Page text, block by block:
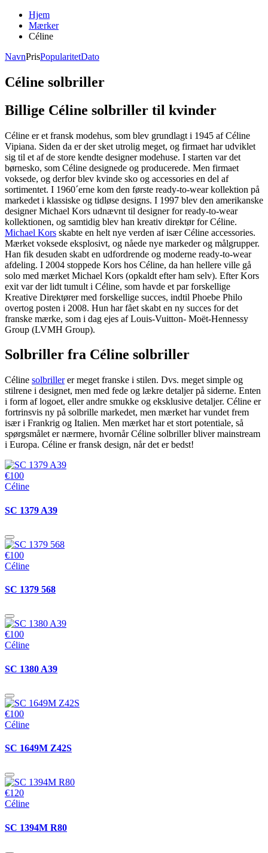
Hjem
Mærker
Céline
NavnPrisPopularitetDato
Céline solbriller
Billige Céline solbriller til kvinder
Céline er et fransk modehus, som blev grundlagt i 1945 af Céline
Vipiana. Siden da er der sket utrolig meget, og firmaet har udviklet
sig til et af de store kendte designer modehuse. I starten var det
børnesko, som Céline designede og producerede. Men firmaet
voksede, og derfor blev kvinde sko og accessories en del af
sortimentet. I 1960´erne kom den første ready-to-wear kollektion på
markedet i klassiske og tidløse designs. I 1997 blev den amerikanske
designer Michael Kors udnævnt til designer for ready-to-wear
kollektionen, og samtidig blev han kreativ direktør for Céline.
Michael Kors skabte en helt nye verden af især Céline accessories.
Mærket voksede eksplosivt, og nåede nye markeder og målgrupper.
Han fik desuden skabt en udfordrende og moderne ready-to-wear
afdeling. I 2004 stoppede Kors hos Céline, da han hellere ville gå
solo med mærket Michael Kors (opkaldt efter ham selv). Efter Kors
exit var der lidt tumult i Céline, som havde et par forskellige
Kreative Direktører med forskellige succes, indtil Phoebe Philo
overtog posten i 2008. Hun har fået skabt en ny succes for det
franske mærke, som i dag ejes af Louis-Vuitton- Moët-Hennessy
Group (LVMH Group).
Solbriller fra Céline solbriller
Céline solbrillerer meget franske i stilen. Dvs. meget simple og
stilrene i designet, men med fede og lækre detaljer på siderne. Enten
i form af logoet, eller andre smukke og eksklusive detaljer. Céline er
fortrinsvis ny på solbrille markedet, men mærket har vundet frem
især i Frankrig og Italien. Men mærket har et stort potentiale, så
spørgsmålet er nærmere, hvornår Céline solbriller bliver mainstream
i Europa. Céline er fransk design, når det er bedst!
€100
Céline
SC 1379 A39
€100
Céline
SC 1379 568
€100
Céline
SC 1380 A39
€100
Céline
SC 1649M Z42S
€120
Céline
SC 1394M R80